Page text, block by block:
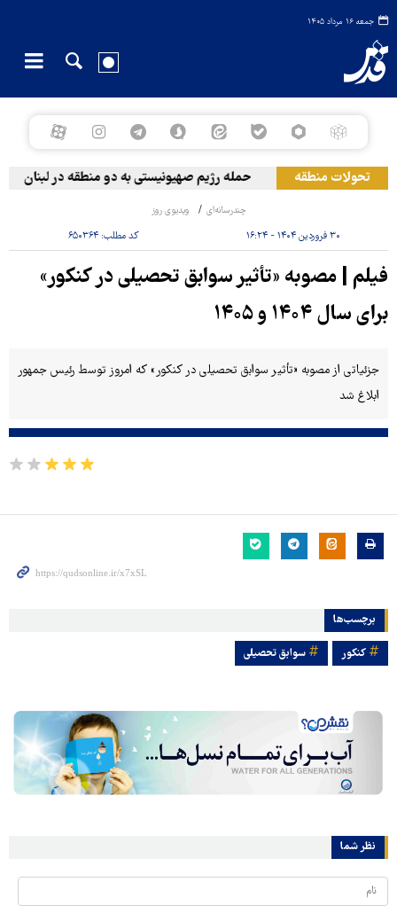
جمعه ۱۶ مرداد ۱۴۰۵
تحولات منطقه حمله رژیم صهیونیستی به دو منطقه در لبنان
چندرسانه‌ای ویدیوی روز
۳۰ فروردین ۱۴۰۴ - ۱۶:۲۴ کد مطلب: ۶۵۰۳۶۴
فیلم | مصوبه «تأثیر سوابق تحصیلی در کنکور»
برای سال ۱۴۰۴ و ۱۴۰۵
جزئیاتی از مصوبه «تأثیر سوابق تحصیلی در کنکور» که امروز توسط رئیس جمهور
ابلاغ شد
برچسب‌ها
کنکور سوابق تحصیلی
نظر شما